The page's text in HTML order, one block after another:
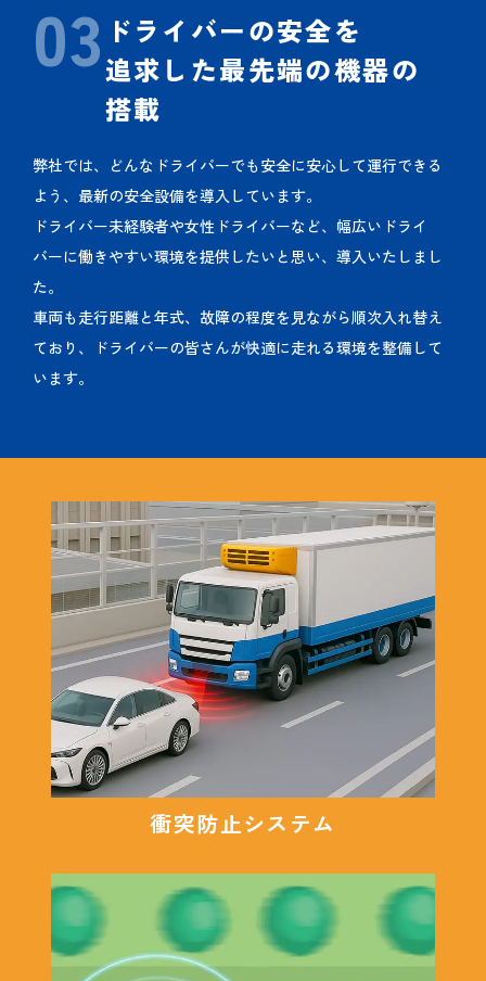
03 ドライバーの安全を
追求した最先端の機器の
搭載
弊社では、どんなドライバーでも安全に安心して運行できる
よう、最新の安全設備を導入しています。
ドライバー未経験者や女性ドライバーなど、幅広いドライ
バーに働きやすい環境を提供したいと思い、導入いたしまし
た。
車両も走行距離と年式、故障の程度を見ながら順次入れ替え
ており、ドライバーの皆さんが快適に走れる環境を整備して
います。
衝突防止システム